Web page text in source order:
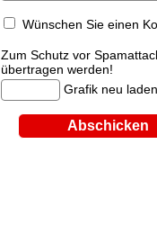
Wünschen Sie einen
Zum Schutz vor
übertragen werden!
Grafik neu laden